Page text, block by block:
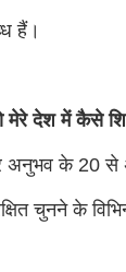
हैं।
मेरे देश में कैसे
अनुभव के 20
चुनने के